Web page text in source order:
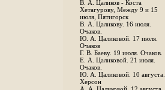
В. А. Цаликов - Коста
Хетагурову, Между 9 и 15
июля, Пятигорск
В. А. Цаликову. 16 июля.
Очаков.
Ю. А. Цаликовой. 17 июля.
Очаков
Г. В. Баеву. 19 июля. Очаков.
Е. А. Цаликовой. 21 июля.
Очаков.
Ю. А. Цаликовой. 10 августа.
Херсон